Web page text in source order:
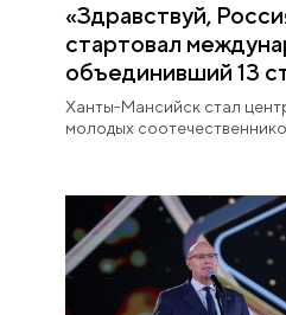
«Здравствуй,
стартовал
объединивший 13
Ханты-Мансийск стал
молодых